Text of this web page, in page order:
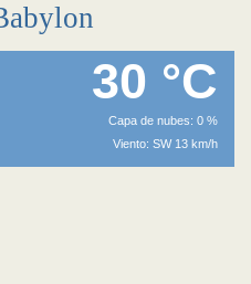
30 °C
Capa de nubes: 0 %
Viento: SW 13 km/h